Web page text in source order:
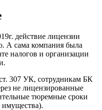
действие лицензии
А сама компания была
налогов и организации
307 УК, сотрудникам БК
не лицензированные
тюремные сроки
имущества).